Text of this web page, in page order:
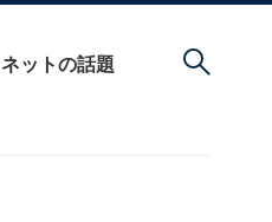
ネットの話題